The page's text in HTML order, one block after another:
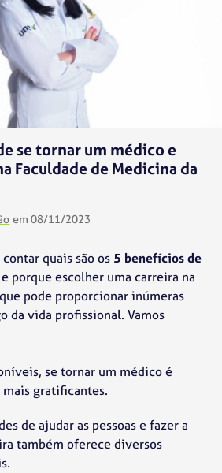
se tornar um médico e
Faculdade de Medicina da
em 08/11/2023
quais são os 5 benefícios de
e porque escolher uma carreira na
pode proporcionar inúmeras
da vida profissional. Vamos
se tornar um médico é
mais gratificantes.
de ajudar as pessoas e fazer a
também oferece diversos